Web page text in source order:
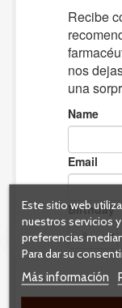
Este sitio web
nuestros servicios
preferencias
Para dar su
Más información